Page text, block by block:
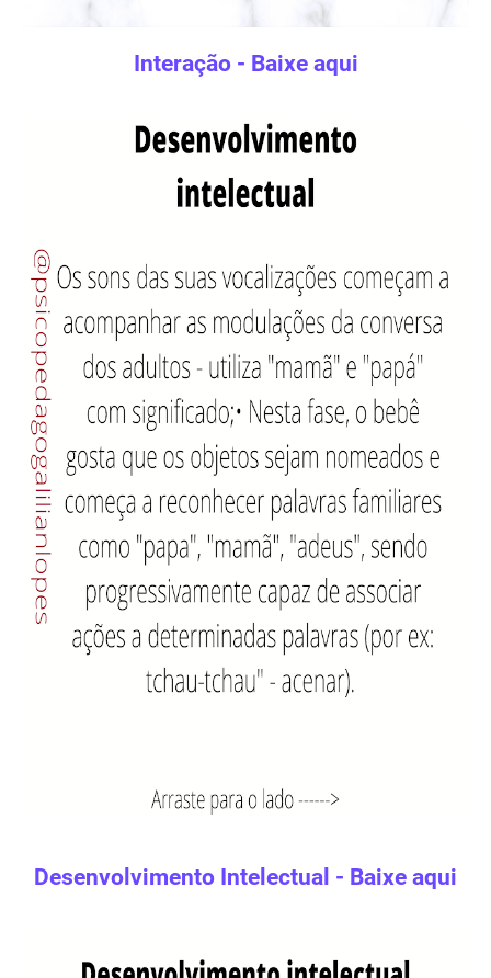
Interação - Baixe aqui
Desenvolvimento Intelectual - Baixe aqui